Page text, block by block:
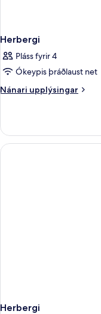
Herbergi
Pláss fyrir 4
Ókeypis þráðlaust net
Nánari upplýsingar
Nánari
Herbergi